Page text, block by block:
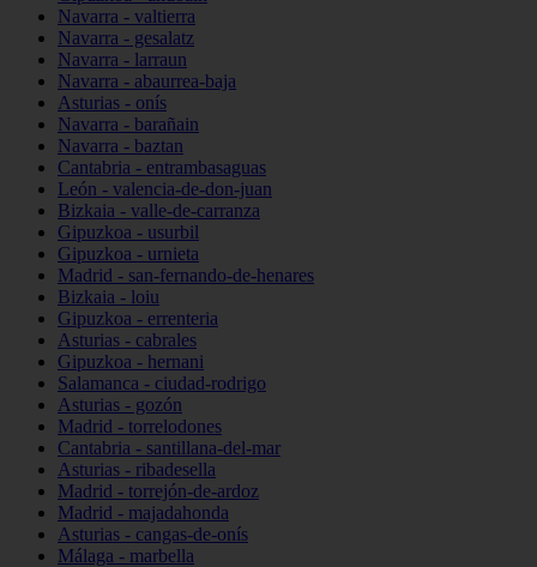
Navarra - valtierra
Navarra - gesalatz
Navarra - larraun
Navarra - abaurrea-baja
Asturias - onís
Navarra - barañain
Navarra - baztan
Cantabria - entrambasaguas
León - valencia-de-don-juan
Bizkaia - valle-de-carranza
Gipuzkoa - usurbil
Gipuzkoa - urnieta
Madrid - san-fernando-de-henares
Bizkaia - loiu
Gipuzkoa - errenteria
Asturias - cabrales
Gipuzkoa - hernani
Salamanca - ciudad-rodrigo
Asturias - gozón
Madrid - torrelodones
Cantabria - santillana-del-mar
Asturias - ribadesella
Madrid - torrejón-de-ardoz
Madrid - majadahonda
Asturias - cangas-de-onís
Málaga - marbella